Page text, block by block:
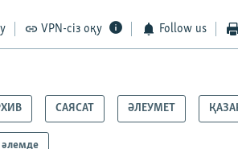
VPN-сіз оқу Follow us
САЯСАТ ӘЛЕУМЕТ
әлемде